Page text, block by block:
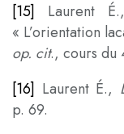
[15]
Laurent
« L’orientation
op. cit., cours du
[16] Laurent É.,
p. 69.